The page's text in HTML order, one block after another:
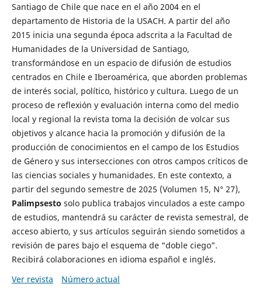
Santiago de Chile que nace en el año 2004 en el
departamento de Historia de la USACH. A partir del año
2015 inicia una segunda época adscrita a la Facultad de
Humanidades de la Universidad de Santiago,
transformándose en un espacio de difusión de estudios
centrados en Chile e Iberoamérica, que aborden problemas
de interés social, político, histórico y cultura. Luego de un
proceso de reflexión y evaluación interna como del medio
local y regional la revista toma la decisión de volcar sus
objetivos y alcance hacia la promoción y difusión de la
producción de conocimientos en el campo de los Estudios
de Género y sus intersecciones con otros campos críticos de
las ciencias sociales y humanidades. En este contexto, a
partir del segundo semestre de 2025 (Volumen 15, N° 27),
Palimpsesto solo publica trabajos vinculados a este campo
de estudios, mantendrá su carácter de revista semestral, de
acceso abierto, y sus artículos seguirán siendo sometidos a
revisión de pares bajo el esquema de “doble ciego”.
Recibirá colaboraciones en idioma español e inglés.
Ver revista
Número actual